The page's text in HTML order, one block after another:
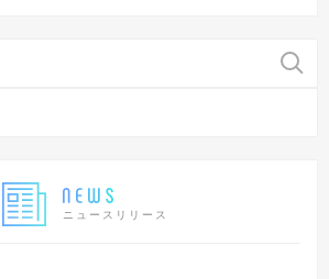
ニュースリリース